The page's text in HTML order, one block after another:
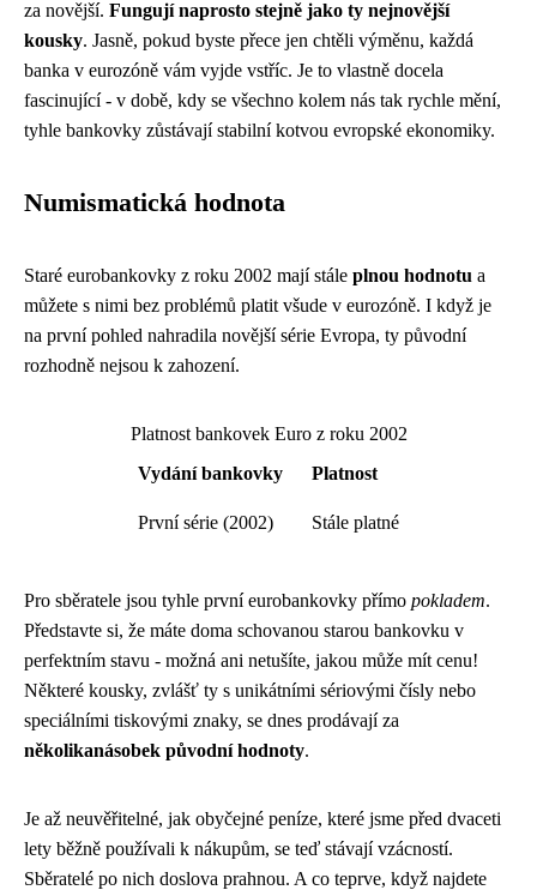
za novější. Fungují naprosto stejně jako ty nejnovější
kousky. Jasně, pokud byste přece jen chtěli výměnu, každá
banka v eurozóně vám vyjde vstříc. Je to vlastně docela
fascinující - v době, kdy se všechno kolem nás tak rychle mění,
tyhle bankovky zůstávají stabilní kotvou evropské ekonomiky.
Numismatická hodnota
Staré eurobankovky z roku 2002 mají stále plnou hodnotu a
můžete s nimi bez problémů platit všude v eurozóně. I když je
na první pohled nahradila novější série Evropa, ty původní
rozhodně nejsou k zahození.
Platnost bankovek Euro z roku 2002
Vydání bankovky
Platnost
První série (2002) Stále platné
Pro sběratele jsou tyhle první eurobankovky přímo pokladem.
Představte si, že máte doma schovanou starou bankovku v
perfektním stavu - možná ani netušíte, jakou může mít cenu!
Některé kousky, zvlášť ty s unikátními sériovými čísly nebo
speciálními tiskovými znaky, se dnes prodávají za
několikanásobek původní hodnoty.
Je až neuvěřitelné, jak obyčejné peníze, které jsme před dvaceti
lety běžně používali k nákupům, se teď stávají vzácností.
Sběratelé po nich doslova prahnou. A co teprve, když najdete